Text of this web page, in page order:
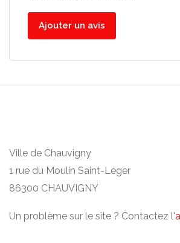
Ajouter un avis
Ville de Chauvigny
1 rue du Moulin Saint-Léger
86300 CHAUVIGNY
Un problème sur le site ? Contactez l'